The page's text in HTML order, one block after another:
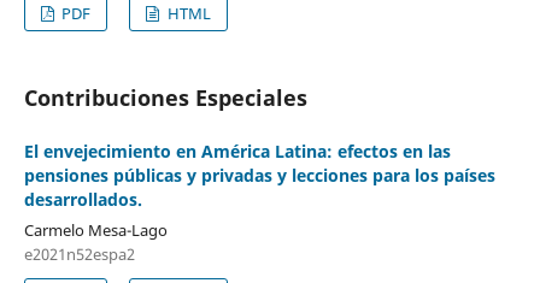
PDF
HTML
Contribuciones Especiales
El envejecimiento en América Latina: efectos en las
pensiones públicas y privadas y lecciones para los países
desarrollados.
Carmelo Mesa-Lago
e2021n52espa2